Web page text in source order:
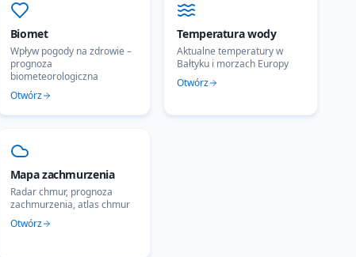
Biomet
Wpływ pogody na zdrowie –
prognoza
biometeorologiczna
Otwórz
Temperatura wody
Aktualne temperatury w
Bałtyku i morzach Europy
Otwórz
Mapa zachmurzenia
Radar chmur, prognoza
zachmurzenia, atlas chmur
Otwórz